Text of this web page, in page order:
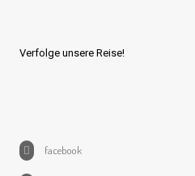
Verfolge unsere Reise!
facebook